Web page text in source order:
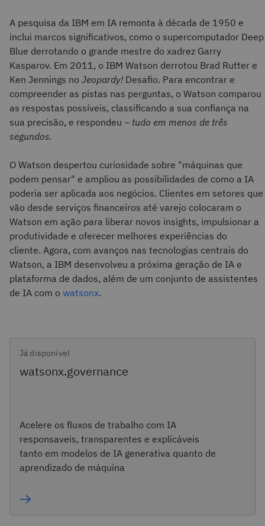
A pesquisa da IBM em IA remonta à década de 1950 e
inclui marcos significativos, como o supercomputador Deep
Blue derrotando o grande mestre do xadrez Garry
Kasparov. Em 2011, o IBM Watson derrotou Brad Rutter e
Ken Jennings no Jeopardy! Desafio. Para encontrar e
compreender as pistas nas perguntas, o Watson comparou
as respostas possíveis, classificando a sua confiança na
sua precisão, e respondeu – tudo em menos de três
segundos.
O Watson despertou curiosidade sobre "máquinas que
podem pensar" e ampliou as possibilidades de como a IA
poderia ser aplicada aos negócios. Clientes em setores que
vão desde serviços financeiros até varejo colocaram o
Watson em ação para liberar novos insights, impulsionar a
produtividade e oferecer melhores experiências do
cliente. Agora, com avanços nas tecnologias centrais do
Watson, a IBM desenvolveu a próxima geração de IA e
plataforma de dados, além de um conjunto de assistentes
de IA com o watsonx.
Já disponível
watsonx.governance
Acelere os fluxos de trabalho com IA
responsaveis, transparentes e explicáveis
tanto em modelos de IA generativa quanto de
aprendizado de máquina